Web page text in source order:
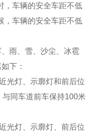
，车辆的安全车距不低
，车辆的安全车距不低
雨、雪、沙尘、冰雹
下：
光灯、示廓灯和前后位
同车道前车保持100米
光灯、示廓灯、前后位